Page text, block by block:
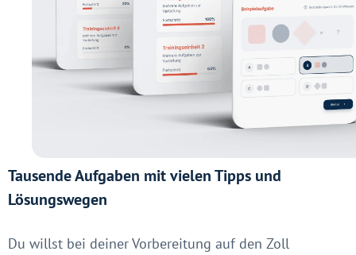
Tausende Aufgaben mit vielen Tipps und
Lösungswegen
Du willst bei deiner Vorbereitung auf den Zoll